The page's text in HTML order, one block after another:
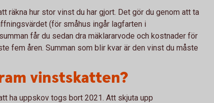
räkna hur stor vinst du har gjort. Det gör du genom att ta
(för småhus ingår lagfarten i
får du sedan dra mäklararvode och kostnader för
fem åren. Summan som blir kvar är den vinst du måste
vinstskatten?
ha uppskov togs bort 2021. Att skjuta upp